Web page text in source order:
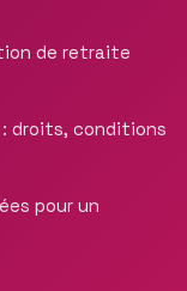
de retraite
droits, conditions
pour un